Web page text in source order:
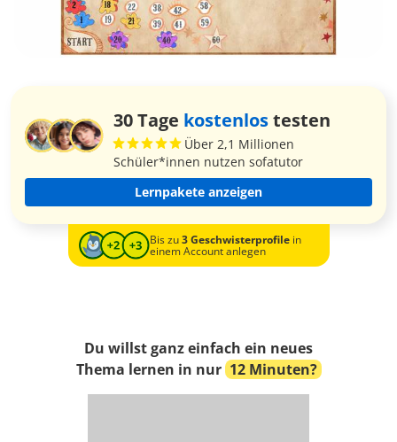
30 Tage kostenlostesten
Über 2,1 Millionen
Schüler*innen nutzen sofatutor
Lernpakete anzeigen
Bis zu3 Geschwisterprofilein
einem Account anlegen
Du willst ganz einfach ein neues
Thema lernen in nur 12 Minuten?